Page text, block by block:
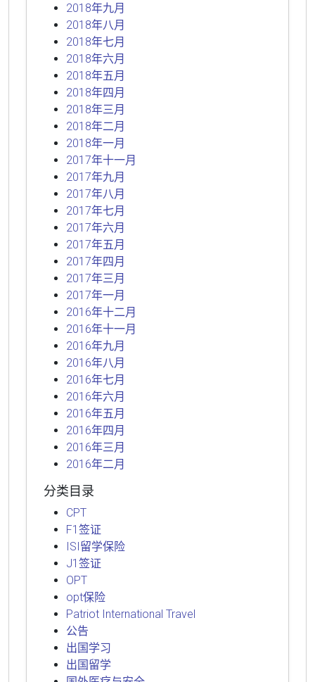
2018年九月
2018年八月
2018年七月
2018年六月
2018年五月
2018年四月
2018年三月
2018年二月
2018年一月
2017年十一月
2017年九月
2017年八月
2017年七月
2017年六月
2017年五月
2017年四月
2017年三月
2017年一月
2016年十二月
2016年十一月
2016年九月
2016年八月
2016年七月
2016年六月
2016年五月
2016年四月
2016年三月
2016年二月
分类目录
CPT
F1签证
ISI留学保险
J1签证
OPT
opt保险
Patriot International Travel
公告
出国学习
出国留学